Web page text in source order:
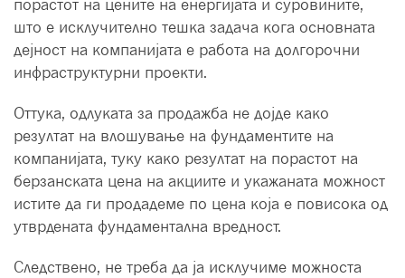
порастот на цените на енергијата и суровините,
што е исклучително тешка задача кога основната
дејност на компанијата е работа на долгорочни
инфраструктурни проекти.
Оттука, одлуката за продажба не дојде како
резултат на влошување на фундаментите на
компанијата, туку како резултат на порастот на
берзанската цена на акциите и укажаната можност
истите да ги продадеме по цена која е повисока од
утврдената фундаментална вредност.
Следствено, не треба да ја исклучиме можноста